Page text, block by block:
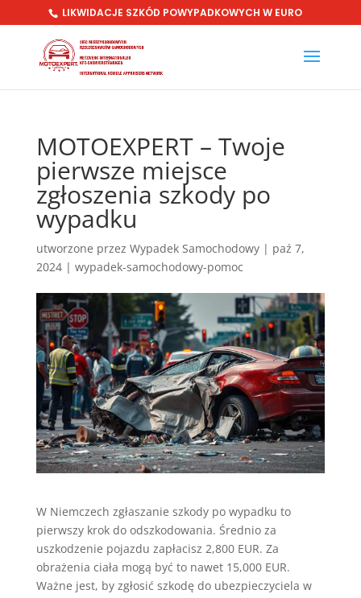
LIKWIDACJE SZKÓD POWYPADKOWYCH W EURO
MOTOEXPERT – Twoje
pierwsze miejsce
zgłoszenia szkody po
wypadku
utworzone przez Wypadek Samochodowy| paź 7,
2024| wypadek-samochodowy-pomoc
W Niemczech zgłaszanie szkody po wypadku to
pierwszy krok do odszkodowania. Średnio za
uszkodzenie pojazdu zapłacisz 2,800 EUR. Za
obrażenia ciała mogą być to nawet 15,000 EUR.
Ważne jest, by zgłosić szkodę do ubezpieczyciela w